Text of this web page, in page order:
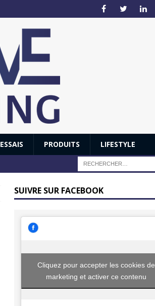
ESSAIS PRODUITS LIFESTYLE
SUIVRE SUR FACEBOOK
Cliquez pour accepter les cookies de
marketing et activer ce contenu